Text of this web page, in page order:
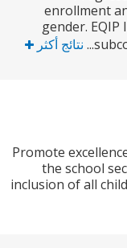
نتائج أكثر
Promote
the
inclusion of